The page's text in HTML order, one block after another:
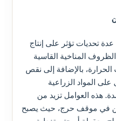
تحديات تؤثر على إنتاج
المناخية القاسية
بالإضافة إلى نقص
المواد الزراعية
هذه العوامل تزيد من
في موقف حرج، حيث يصبح